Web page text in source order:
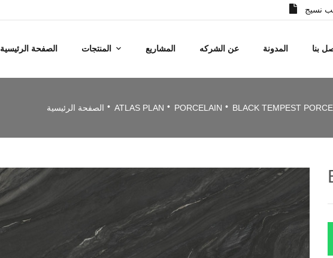
نسيج
الصفحة الرئيسية المنتجات المشاريع عن الشركه المدونة بنا
الصفحة الرئيسية ATLAS PLAN PORCELAIN BLACK TEMPEST